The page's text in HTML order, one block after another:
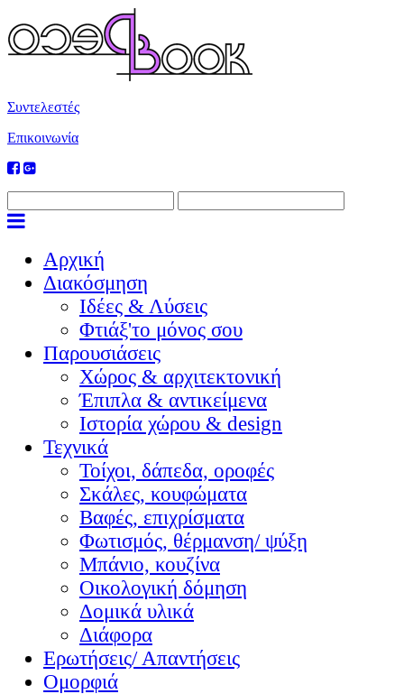
Συντελεστές
Επικοινωνία
Αρχική
Διακόσμηση
Ιδέες & Λύσεις
Φτιάξ'το μόνος σου
Παρουσιάσεις
Χώρος & αρχιτεκτονική
Έπιπλα & αντικείμενα
Ιστορία χώρου & design
Τεχνικά
Τοίχοι, δάπεδα, οροφές
Σκάλες, κουφώματα
Βαφές, επιχρίσματα
Φωτισμός, θέρμανση/ ψύξη
Μπάνιο, κουζίνα
Οικολογική δόμηση
Δομικά υλικά
Διάφορα
Ερωτήσεις/ Απαντήσεις
Ομορφιά